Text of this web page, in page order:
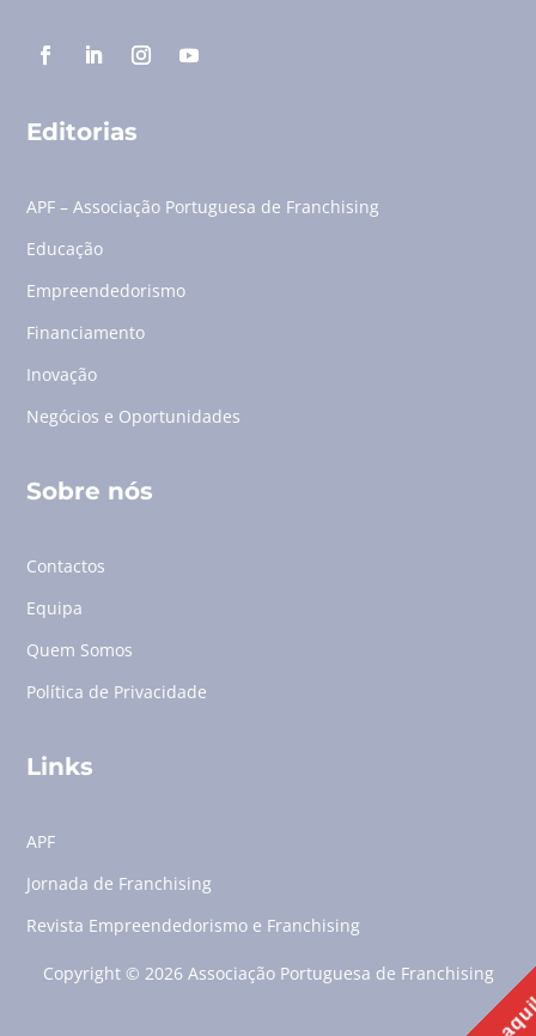
Editorias
APF – Associação Portuguesa de Franchising
Educação
Empreendedorismo
Financiamento
Inovação
Negócios e Oportunidades
Sobre nós
Contactos
Equipa
Quem Somos
Política de Privacidade
Links
APF
Jornada de Franchising
Revista Empreendedorismo e Franchising
Copyright © 2026 Associação Portuguesa de Franchising